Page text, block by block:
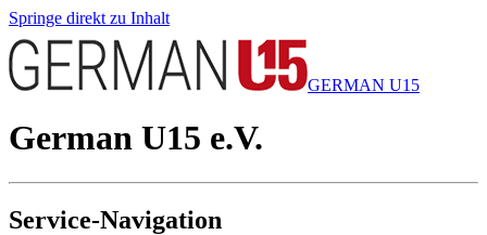
Springe direkt zu Inhalt
GERMAN U15
German U15 e.V.
Service-Navigation